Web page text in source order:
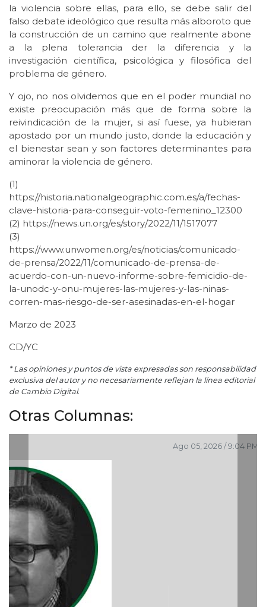
la violencia sobre ellas, para ello, se debe salir del
falso debate ideológico que resulta más alboroto que
la construcción de un camino que realmente abone
a la plena tolerancia der la diferencia y la
investigación científica, psicológica y filosófica del
problema de género.
Y ojo, no nos olvidemos que en el poder mundial no
existe preocupación más que de forma sobre la
reivindicación de la mujer, si así fuese, ya hubieran
apostado por un mundo justo, donde la educación y
el bienestar sean y son factores determinantes para
aminorar la violencia de género.
(1)
https://historia.nationalgeographic.com.es/a/fechas-
clave-historia-para-conseguir-voto-femenino_12300
(2) https://news.un.org/es/story/2022/11/1517077
(3)
https://www.unwomen.org/es/noticias/comunicado-
de-prensa/2022/11/comunicado-de-prensa-de-
acuerdo-con-un-nuevo-informe-sobre-femicidio-de-
la-unodc-y-onu-mujeres-las-mujeres-y-las-ninas-
corren-mas-riesgo-de-ser-asesinadas-en-el-hogar
Marzo de 2023
CD/YC
* Las opiniones y puntos de vista expresadas son responsabilidad
exclusiva del autor y no necesariamente reflejan la línea editorial
de Cambio Digital.
Otras Columnas: